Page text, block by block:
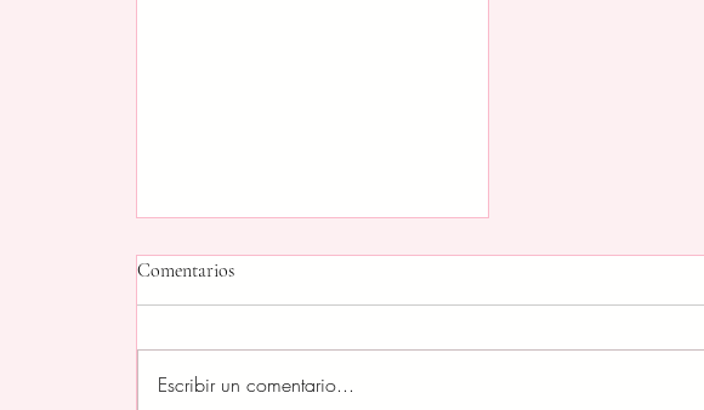
Comentarios
Escribir un comentario...